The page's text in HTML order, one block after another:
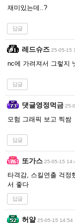
재미있는데..?
답글
레드슈즈 25-05-15
nc에 가려져서 그렇지
답글
댓글영정먹금 25-
모험 그래픽 보고 찍쌈
답글
또가스 25-05-15
타격감, 스킬연출 걱정
서 좋다
답글
허얄 25-05-15 14:54